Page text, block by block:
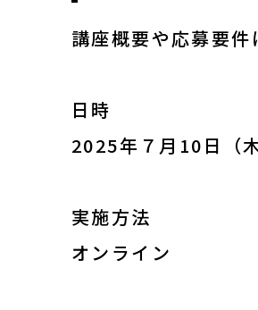
講座概要や応募要件
日時
2025年７月10日（
実施方法
オンライン